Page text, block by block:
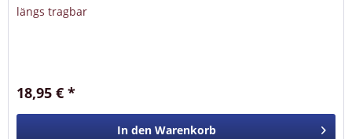
längs tragbar
18,95 € *
In den Warenkorb